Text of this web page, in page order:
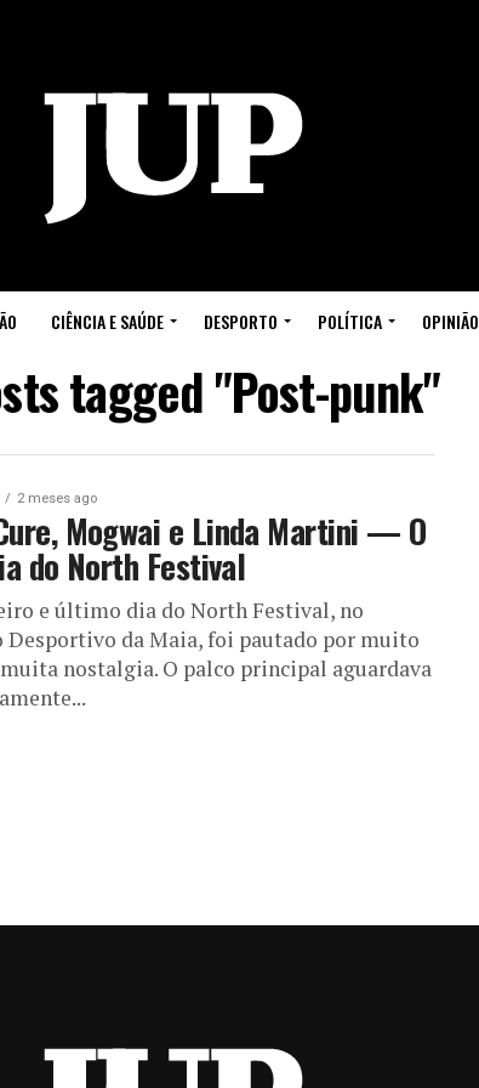
CIÊNCIA E SAÚDE DESPORTO POLÍTICA OPINIÃO
tagged "Post-punk"
2 meses ago
Mogwai e Linda Martini — O
do North Festival
e último dia do North Festival, no
Desportivo da Maia, foi pautado por muito
nostalgia. O palco principal aguardava